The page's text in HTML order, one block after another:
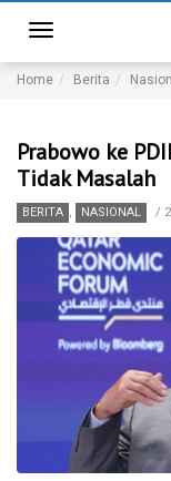
Toggle
navigation
Home Berita
Prabowo ke
Tidak Masalah
BERITA , NASIONAL /